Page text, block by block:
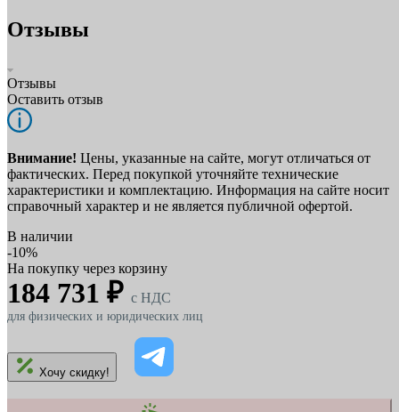
Отзывы
Отзывы
Оставить отзыв
Внимание! Цены, указанные на сайте, могут отличаться от
фактических. Перед покупкой уточняйте технические
характеристики и комплектацию. Информация на сайте носит
справочный характер и не является публичной офертой.
В наличии
-10%
На покупку через корзину
184 731 ₽ c НДС
для физических и юридических лиц
Хочу скидку!